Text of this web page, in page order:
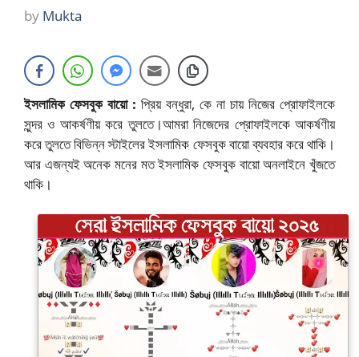
by Mukta
ইসলামিক ফেসবুক বায়ো : প্রিয় বন্ধুরা, কে না চায় নিজের প্রোফাইলকে
সুন্দর ও আকর্ষণীয় করে তুলতে।আমরা নিজেদের প্রোফাইলকে আকর্ষণীয়
করে তুলতে বিভিন্ন স্টাইলের ইসলামিক ফেসবুক বায়ো ব্যবহার করে থাকি।
আর এজন্যই অনেক মনের মত ইসলামিক ফেসবুক বায়ো অনলাইনে খুঁজতে
থাকি।